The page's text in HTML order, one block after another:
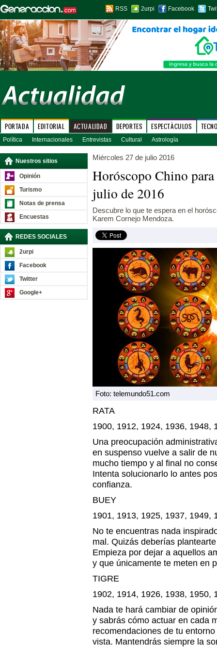
RSS 2urpi Facebook
PORTADA EDITORIAL ACTUALIDAD DEPORTES ESPECTÁCULOS
Política Internacionales Entrevistas Cultural Astrología
Nuestros sitios
Opinión
Turismo
Notas de prensa
Encuestas
REDES SOCIALES
2urpi
Facebook
Twitter
Google+
Miércoles 27 de julio 2016
Horóscopo Chino
julio de 2016
Descubre lo que te espera en el
Karem Cornejo Mendoza.
Foto: telemundo51.com
RATA
1900, 1912, 1924, 1936, 1948,
Una preocupación
en suspenso vuelve a salir de
mucho tiempo y al final no
Intenta solucionarlo lo antes
confianza.
BUEY
1901, 1913, 1925, 1937, 1949,
No te encuentras nada
mal. Quizás deberías
Empieza por dejar a aquellos
y que únicamente te meten en
TIGRE
1902, 1914, 1926, 1938, 1950,
Nada te hará cambiar de
y sabrás cómo actuar en cada
recomendaciones de tu
vista. Mantendrás siempre la